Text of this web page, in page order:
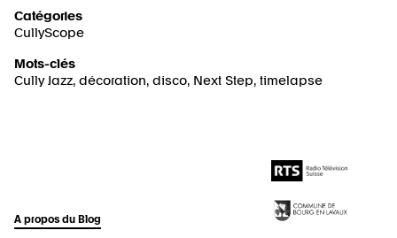
Catégories
CullyScope
Mots-clés
Cully Jazz, décoration, disco, Next Step, timelapse
A propos du Blog